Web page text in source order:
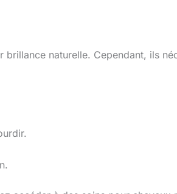
naturelle. Cependant, ils